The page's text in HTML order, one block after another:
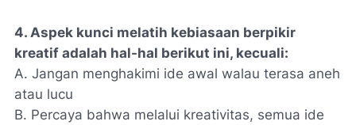
4. Aspek kunci melatih kebiasaan berpikir
kreatif adalah hal-hal berikut ini, kecuali:
A. Jangan menghakimi ide awal walau terasa aneh
atau lucu
B. Percaya bahwa melalui kreativitas, semua ide